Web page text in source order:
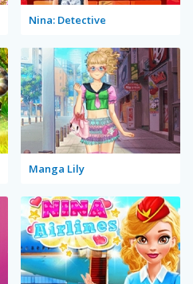
Nina: Detective
Manga Lily